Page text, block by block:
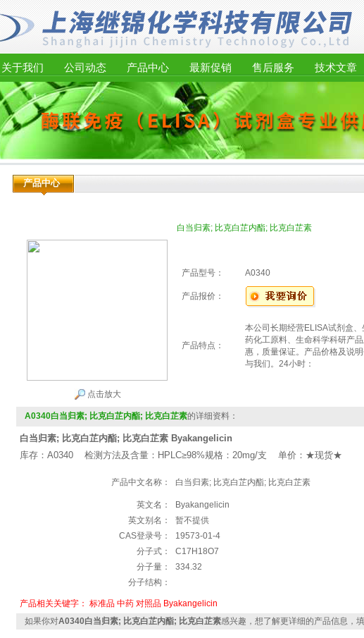
关于我们 公司动态 产品中心 最新促销 售后服务 技术文章
产品中心
白当归素; 比克白芷内酯; 比克白芷素
点击放大
产品型号： A0340
产品报价：
产品特点：
本公司长期经营ELISA试剂盒
药化工原料、生命科学科研产
惠，质量保证。产品价格及说
与我们。24小时：
A0340白当归素; 比克白芷内酯; 比克白芷素的详细资料：
白当归素; 比克白芷内酯; 比克白芷素 Byakangelicin
库存：A0340 检测方法及含量：HPLC≥98%规格：20mg/支 单价：★现货★
产品中文名称： 白当归素; 比克白芷内酯; 比克白芷素
英文名：
Byakangelicin
英文别名：
暂不提供
CAS登录号：
19573-01-4
分子式：
C17H18O7
分子量：
334.32
分子结构：
产品相关关键字： 标准品 中药 对照品 Byakangelicin
如果你对A0340白当归素; 比克白芷内酯; 比克白芷素感兴趣，想了解更详细的产品信息，